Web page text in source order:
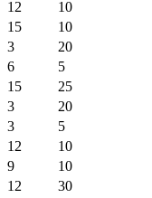
12
10
15
10
3
20
6
5
15
25
3
20
3
5
12
10
9
10
12
30